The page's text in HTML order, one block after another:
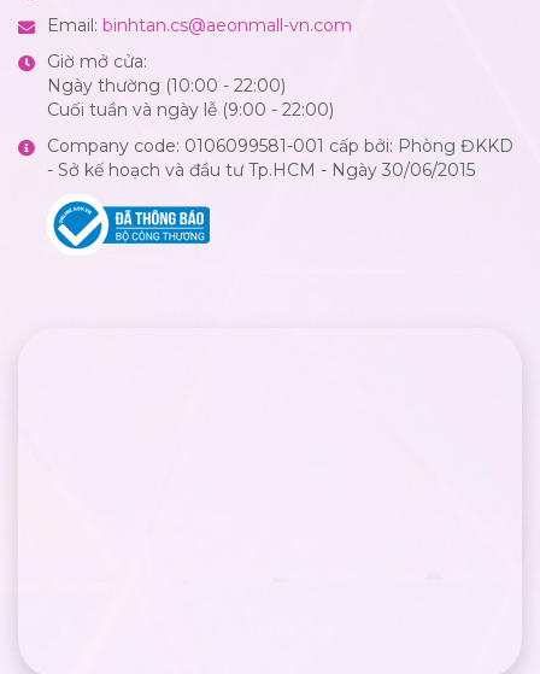
Email: binhtan.cs@aeonmall-vn.com
Giờ mở cửa:
Ngày thường (10:00 - 22:00)
Cuối tuần và ngày lễ (9:00 - 22:00)
Company code: 0106099581-001 cấp bởi: Phòng ĐKKD
- Sở kế hoạch và đầu tư Tp.HCM - Ngày 30/06/2015